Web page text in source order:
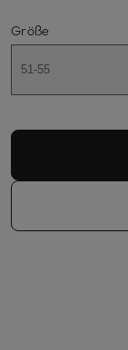
Größe
51-55